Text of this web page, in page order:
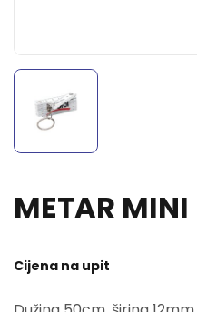
METAR MINI
Cijena na upit